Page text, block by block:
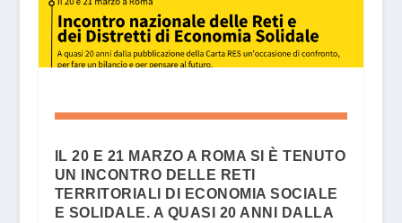
IL 20 E 21 MARZO A ROMA SI È TENUTO
UN INCONTRO DELLE RETI
TERRITORIALI DI ECONOMIA SOCIALE
E SOLIDALE. A QUASI 20 ANNI DALLA